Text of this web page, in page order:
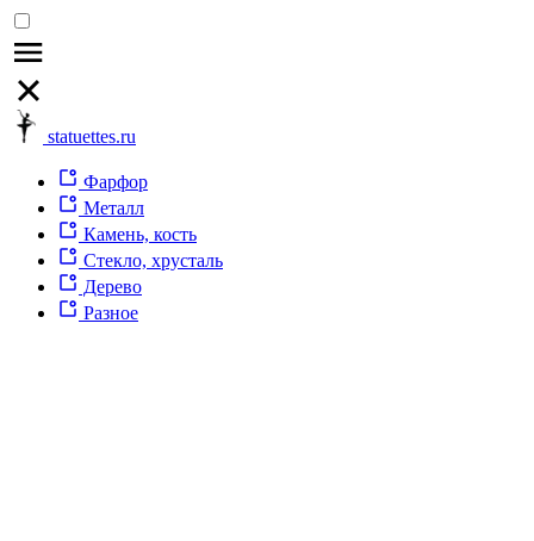
statuettes.ru
Фарфор
Металл
Камень, кость
Стекло, хрусталь
Дерево
Разное